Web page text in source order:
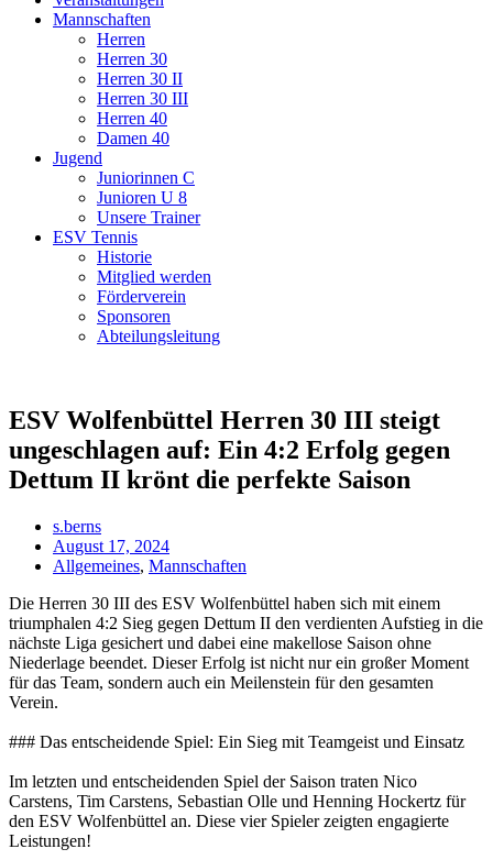
Mannschaften
Herren
Herren 30
Herren 30 II
Herren 30 III
Herren 40
Damen 40
Jugend
Juniorinnen C
Junioren U 8
Unsere Trainer
ESV Tennis
Historie
Mitglied werden
Förderverein
Sponsoren
Abteilungsleitung
ESV Wolfenbüttel Herren 30 III steigt
ungeschlagen auf: Ein 4:2 Erfolg gegen
Dettum II krönt die perfekte Saison
s.berns
August 17, 2024
Allgemeines, Mannschaften
Die Herren 30 III des ESV Wolfenbüttel haben sich mit einem
triumphalen 4:2 Sieg gegen Dettum II den verdienten Aufstieg in die
nächste Liga gesichert und dabei eine makellose Saison ohne
Niederlage beendet. Dieser Erfolg ist nicht nur ein großer Moment
für das Team, sondern auch ein Meilenstein für den gesamten
Verein.
### Das entscheidende Spiel: Ein Sieg mit Teamgeist und Einsatz
Im letzten und entscheidenden Spiel der Saison traten Nico
Carstens, Tim Carstens, Sebastian Olle und Henning Hockertz für
den ESV Wolfenbüttel an. Diese vier Spieler zeigten engagierte
Leistungen!